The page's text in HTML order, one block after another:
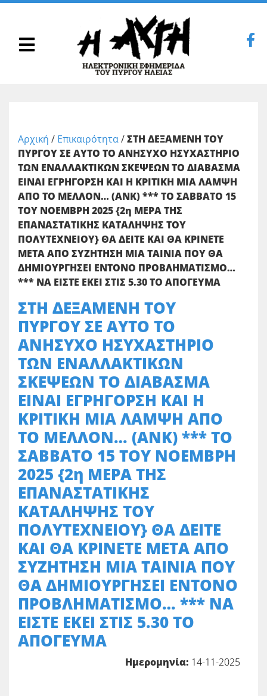
Αρχική / Επικαιρότητα/ΣΤΗ ΔΕΞΑΜΕΝΗ ΤΟΥ
ΠΥΡΓΟΥ ΣΕ ΑΥΤΟ ΤΟ ΑΝΗΣΥΧΟ ΗΣΥΧΑΣΤΗΡΙΟ
ΤΩΝ ΕΝΑΛΛΑΚΤΙΚΩΝ ΣΚΕΨΕΩΝ ΤΟ ΔΙΑΒΑΣΜΑ
ΕΙΝΑΙ ΕΓΡΗΓΟΡΣΗ ΚΑΙ Η ΚΡΙΤΙΚΗ ΜΙΑ ΛΑΜΨΗ
ΑΠΟ ΤΟ ΜΕΛΛΟΝ… (ΑΝΚ) *** ΤΟ ΣΑΒΒΑΤΟ 15
ΤΟΥ ΝΟΕΜΒΡΗ 2025 {2η ΜΕΡΑ ΤΗΣ
ΕΠΑΝΑΣΤΑΤΙΚΗΣ ΚΑΤΑΛΗΨΗΣ ΤΟΥ
ΠΟΛΥΤΕΧΝΕΙΟΥ} ΘΑ ΔΕΙΤΕ ΚΑΙ ΘΑ ΚΡΙΝΕΤΕ
ΜΕΤΑ ΑΠΟ ΣΥΖΗΤΗΣΗ ΜΙΑ ΤΑΙΝΙΑ ΠΟΥ ΘΑ
ΔΗΜΙΟΥΡΓΗΣΕΙ ΕΝΤΟΝΟ ΠΡΟΒΛΗΜΑΤΙΣΜΟ…
*** ΝΑ ΕΙΣΤΕ ΕΚΕΙ ΣΤΙΣ 5.30 ΤΟ ΑΠΟΓΕΥΜΑ
ΣΤΗ ΔΕΞΑΜΕΝΗ ΤΟΥ
ΠΥΡΓΟΥ ΣΕ ΑΥΤΟ ΤΟ
ΑΝΗΣΥΧΟ ΗΣΥΧΑΣΤΗΡΙΟ
ΤΩΝ ΕΝΑΛΛΑΚΤΙΚΩΝ
ΣΚΕΨΕΩΝ ΤΟ ΔΙΑΒΑΣΜΑ
ΕΙΝΑΙ ΕΓΡΗΓΟΡΣΗ ΚΑΙ Η
ΚΡΙΤΙΚΗ ΜΙΑ ΛΑΜΨΗ ΑΠΟ
ΤΟ ΜΕΛΛΟΝ… (ΑΝΚ) *** ΤΟ
ΣΑΒΒΑΤΟ 15 ΤΟΥ ΝΟΕΜΒΡΗ
2025 {2η ΜΕΡΑ ΤΗΣ
ΕΠΑΝΑΣΤΑΤΙΚΗΣ
ΚΑΤΑΛΗΨΗΣ ΤΟΥ
ΠΟΛΥΤΕΧΝΕΙΟΥ} ΘΑ ΔΕΙΤΕ
ΚΑΙ ΘΑ ΚΡΙΝΕΤΕ ΜΕΤΑ ΑΠΟ
ΣΥΖΗΤΗΣΗ ΜΙΑ ΤΑΙΝΙΑ ΠΟΥ
ΘΑ ΔΗΜΙΟΥΡΓΗΣΕΙ ΕΝΤΟΝΟ
ΠΡΟΒΛΗΜΑΤΙΣΜΟ… *** ΝΑ
ΕΙΣΤΕ ΕΚΕΙ ΣΤΙΣ 5.30 ΤΟ
ΑΠΟΓΕΥΜΑ
Ημερομηνία: 14-11-2025